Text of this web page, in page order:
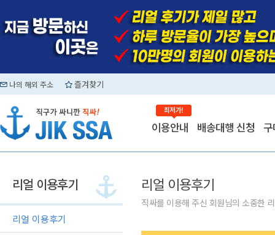
나의 해외 주소 즐겨찾기
최저가!
이용안내 배송대행 신청
리얼 이용후기
리얼 이용후기
리얼 이용후기
직싸를 이용해 주신 회원님의 소중한